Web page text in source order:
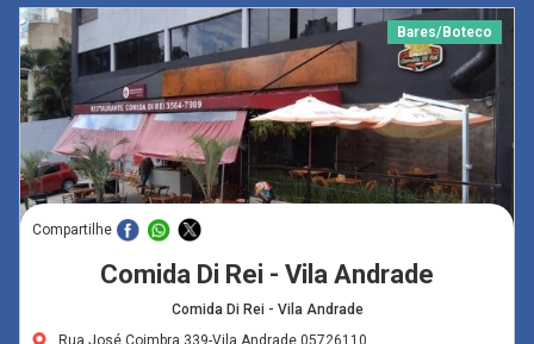
Bares/Boteco
Compartilhe
Comida Di Rei - Vila Andrade
Comida Di Rei - Vila Andrade
Rua José Coimbra,339-Vila Andrade,05726110